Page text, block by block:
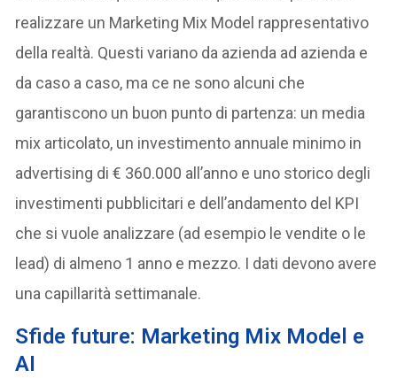
realizzare un Marketing Mix Model rappresentativo
della realtà. Questi variano da azienda ad azienda e
da caso a caso, ma ce ne sono alcuni che
garantiscono un buon punto di partenza: un media
mix articolato, un investimento annuale minimo in
advertising di € 360.000 all’anno e uno storico degli
investimenti pubblicitari e dell’andamento del KPI
che si vuole analizzare (ad esempio le vendite o le
lead) di almeno 1 anno e mezzo. I dati devono avere
una capillarità settimanale.
Sfide future: Marketing Mix Model e
AI